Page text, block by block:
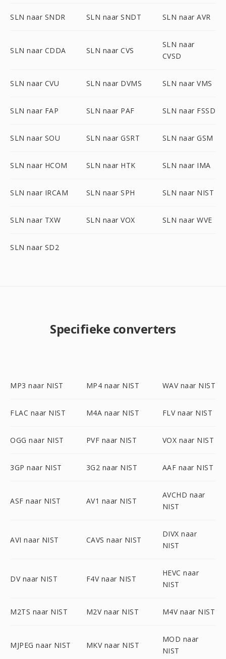
SLN naar SNDR SLN naar SNDT SLN naar AVR
SLN naar CDDA SLN naar CVS
SLN naar
CVSD
SLN naar CVU SLN naar DVMS SLN naar VMS
SLN naar FAP SLN naar PAF SLN naar FSSD
SLN naar SOU SLN naar GSRT SLN naar GSM
SLN naar HCOM SLN naar HTK SLN naar IMA
SLN naar IRCAM SLN naar SPH SLN naar NIST
SLN naar TXW SLN naar VOX SLN naar WVE
SLN naar SD2
Specifieke converters
MP3 naar NIST MP4 naar NIST WAV naar NIST
FLAC naar NIST M4A naar NIST FLV naar NIST
OGG naar NIST PVF naar NIST VOX naar NIST
3GP naar NIST 3G2 naar NIST AAF naar NIST
ASF naar NIST AV1 naar NIST
AVCHD naar
NIST
AVI naar NIST CAVS naar NIST
DIVX naar
NIST
DV naar NIST F4V naar NIST
HEVC naar
NIST
M2TS naar NIST M2V naar NIST M4V naar NIST
MJPEG naar NIST MKV naar NIST
MOD naar
NIST